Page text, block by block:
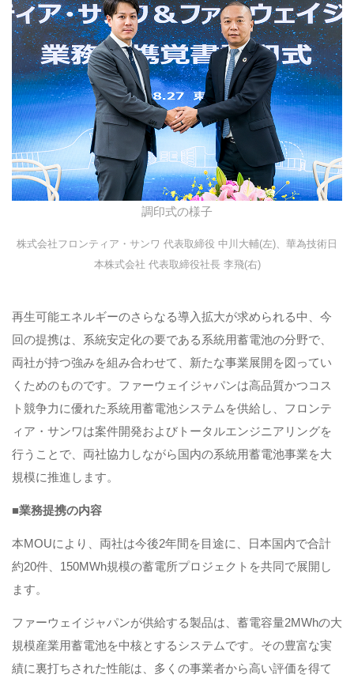
調印式の様子
株式会社フロンティア・サンワ 代表取締役 中川大輔(左)、華為技術日
本株式会社 代表取締役社長 李飛(右)
再生可能エネルギーのさらなる導入拡大が求められる中、今
回の提携は、系統安定化の要である系統用蓄電池の分野で、
両社が持つ強みを組み合わせて、新たな事業展開を図ってい
くためのものです。ファーウェイジャパンは高品質かつコス
ト競争力に優れた系統用蓄電池システムを供給し、フロンテ
ィア・サンワは案件開発およびトータルエンジニアリングを
行うことで、両社協力しながら国内の系統用蓄電池事業を大
規模に推進します。
■業務提携の内容
本MOUにより、両社は今後2年間を目途に、日本国内で合計
約20件、150MWh規模の蓄電所プロジェクトを共同で展開し
ます。
ファーウェイジャパンが供給する製品は、蓄電容量2MWhの大
規模産業用蓄電池を中核とするシステムです。その豊富な実
績に裏打ちされた性能は、多くの事業者から高い評価を得て